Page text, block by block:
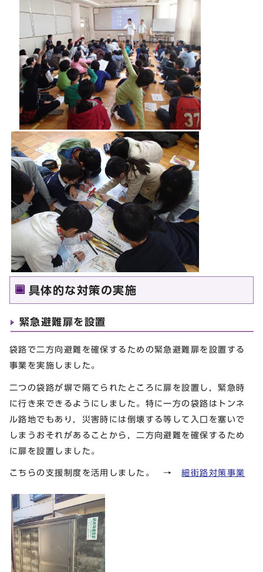
具体的な対策の実施
緊急避難扉を設置
袋路で二方向避難を確保するための緊急避難扉を設置する
事業を実施しました。
二つの袋路が塀で隔てられたところに扉を設置し，緊急時
に行き来できるようにしました。特に一方の袋路はトンネ
ル路地でもあり，災害時には倒壊する等して入口を塞いで
しまうおそれがあることから，二方向避難を確保するため
に扉を設置しました。
こちらの支援制度を活用しました。 →細街路対策事業